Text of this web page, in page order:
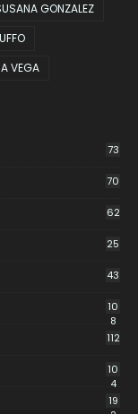
GONZALEZ
VEGA
73
70
62
25
43
10
8
112
10
4
19